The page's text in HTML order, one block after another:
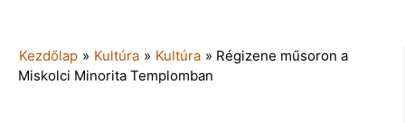
Kezdőlap » Kultúra » Kultúra » Régizene műsoron a
Miskolci Minorita Templomban